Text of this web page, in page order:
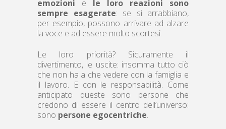
emozioni e
le loro reazioni sono
sempre esagerate: se si arrabbiano,
per esempio, possono arrivare ad alzare
la voce e ad essere molto scortesi.
Le loro priorità? Sicuramente il
divertimento, le uscite: insomma tutto ciò
che non ha a che vedere con la famiglia e
il lavoro. E con le responsabilità. Come
anticipato queste sono persone che
credono di essere il centro dell’universo:
sono persone egocentriche.